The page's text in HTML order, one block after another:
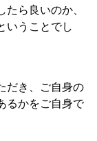
ら良いのか、
いうことでし
だき、ご自身の
るかをご自身で